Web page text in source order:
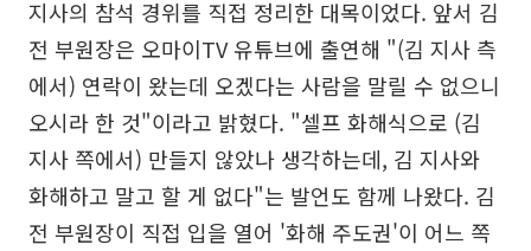
지사의 참석 경위를 직접 정리한 대목이었다. 앞서 김
전 부원장은 오마이TV 유튜브에 출연해 "(김 지사 측
에서) 연락이 왔는데 오겠다는 사람을 말릴 수 없으니
오시라 한 것"이라고 밝혔다. "셀프 화해식으로 (김
지사 쪽에서) 만들지 않았나 생각하는데, 김 지사와
화해하고 말고 할 게 없다"는 발언도 함께 나왔다. 김
전 부원장이 직접 입을 열어 '화해 주도권'이 어느 쪽